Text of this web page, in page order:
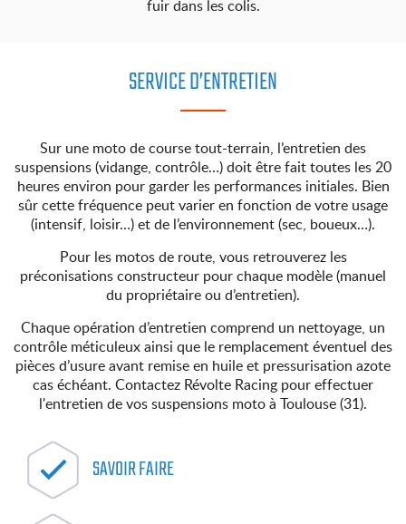
fuir dans les colis.
SERVICE D’ENTRETIEN
Sur une moto de course tout-terrain, l’entretien des
suspensions (vidange, contrôle…) doit être fait toutes les 20
heures environ pour garder les performances initiales. Bien
sûr cette fréquence peut varier en fonction de votre usage
(intensif, loisir…) et de l’environnement (sec, boueux…).
Pour les motos de route, vous retrouverez les
préconisations constructeur pour chaque modèle (manuel
du propriétaire ou d’entretien).
Chaque opération d’entretien comprend un nettoyage, un
contrôle méticuleux ainsi que le remplacement éventuel des
pièces d’usure avant remise en huile et pressurisation azote
cas échéant. Contactez Révolte Racing pour effectuer
l'entretien de vos suspensions moto à Toulouse (31).
SAVOIR FAIRE